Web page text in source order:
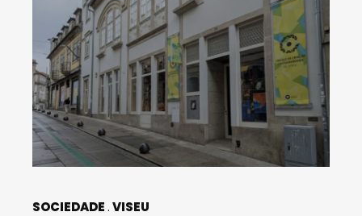
SOCIEDADE VISEU